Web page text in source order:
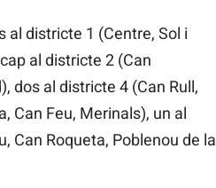
districte 1 (Centre, Sol i
al districte 2 (Can
dos al districte 4 (Can Rull,
Can Feu, Merinals), un al
Can Roqueta, Poblenou de la